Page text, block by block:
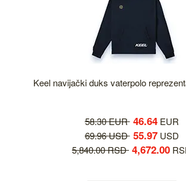
Keel navijački duks vaterpolo
58.30 EUR 46.64EUR
69.96 USD 55.97USD
5,840.00 RSD 4,672.00